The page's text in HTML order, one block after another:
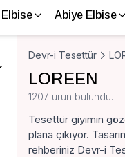
Elbise Abiye Elbise
Devr-i Tesettür
LOREEN
1207 ürün bulundu.
Tesettür giyimin
plana çıkıyor.
rehberiniz Devr-i